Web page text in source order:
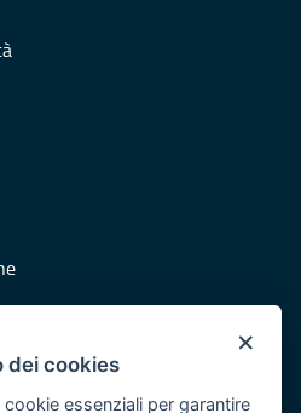
Puglia
del POR Puglia 2014/2020 -
×
dei cookies
essenziali per garantire